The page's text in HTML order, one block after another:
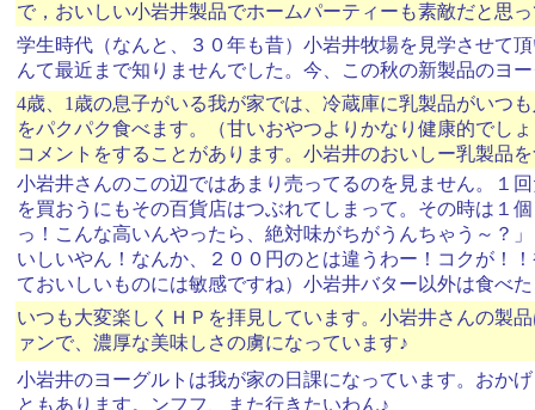
で，おいしい小岩井製品でホームパーティーも素敵だと思
学生時代（なんと、３０年も昔）小岩井牧場を見学させて
んて最近まで知りませんでした。今、この秋の新製品のヨ
4歳、1歳の息子がいる我が家では、冷蔵庫に乳製品がいつ
をパクパク食べます。（甘いおやつよりかなり健康的でし
コメントをすることがあります。小岩井のおいしー乳製品
小岩井さんのこの辺ではあまり売ってるのを見ません。１
を買おうにもその百貨店はつぶれてしまって。その時は１
っ！こんな高いんやったら、絶対味がちがうんちゃう～？
いしいやん！なんか、２００円のとは違うわー！コクが！
ておいしいものには敏感ですね）小岩井バター以外は食べ
いつも大変楽しくＨＰを拝見しています。小岩井さんの製
ァンで、濃厚な美味しさの虜になっています♪
小岩井のヨーグルトは我が家の日課になっています。おか
ともあります。ンフフ、また行きたいわん♪